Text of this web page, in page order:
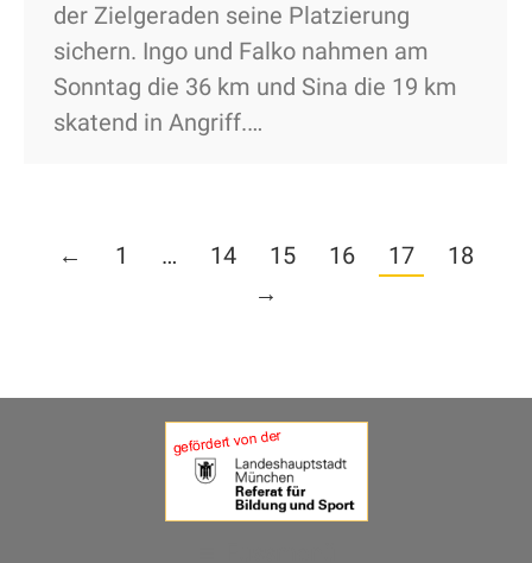
der Zielgeraden seine Platzierung
sichern. Ingo und Falko nahmen am
Sonntag die 36 km und Sina die 19 km
skatend in Angriff.…
← 1 … 14 15 16 17
18
→